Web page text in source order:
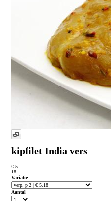
kipfilet India vers
€ 5
18
Variatie
Aantal